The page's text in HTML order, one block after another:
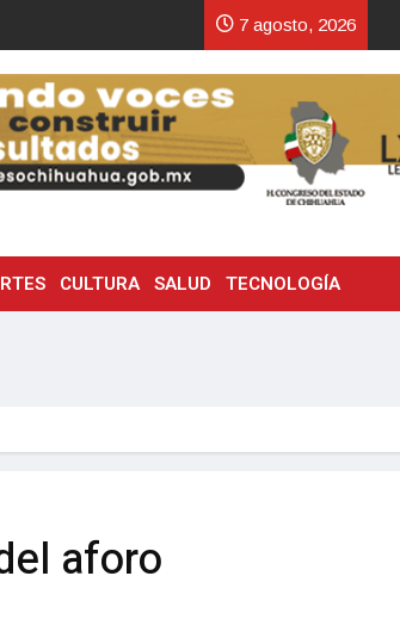
7 agosto, 2026
CULTURA SALUD TECNOLOGÍA
aforo